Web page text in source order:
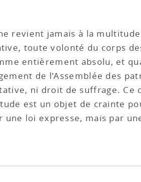
revient jamais à la multitude
toute volonté du corps
entièrement absolu, et
de l’Assemblée des
ni droit de suffrage. Ce
est un objet de crainte
une loi expresse, mais par